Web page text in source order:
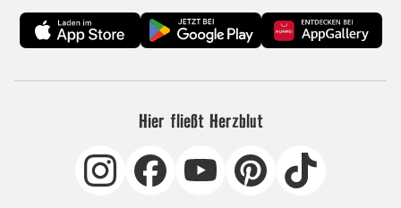
Hier fließt Herzblut